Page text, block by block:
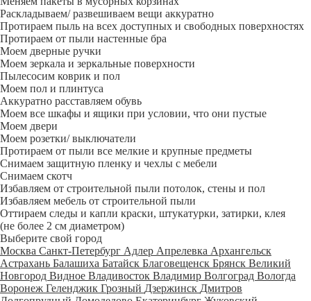
Раскладываем/ развешиваем вещи аккуратно
Протираем пыль на всех доступных и свободных поверхностях
Протираем от пыли настенные бра
Моем дверные ручки
Моем зеркала и зеркальные поверхности
Пылесосим коврик и пол
Моем пол и плинтуса
Аккуратно расставляем обувь
Моем все шкафы и ящики при условии, что они пустые
Моем двери
Моем розетки/ выключатели
Протираем от пыли все мелкие и крупные предметы
Снимаем защитную пленку и чехлы с мебели
Снимаем скотч
Избавляем от строительной пыли потолок, стены и пол
Избавляем мебель от строительной пыли
Оттираем следы и капли краски, штукатурки, затирки, клея
(не более 2 см диаметром)
Выберите свой город
Москва Санкт-Петербург Адлер Апрелевка Архангельск
Астрахань Балашиха Батайск Благовещенск Брянск Великий
Новгород Видное Владивосток Владимир Волгоград Вологда
Воронеж Геленджик Грозный Дзержинск Дмитров